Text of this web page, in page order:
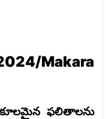
Makara
ఫలితాలను